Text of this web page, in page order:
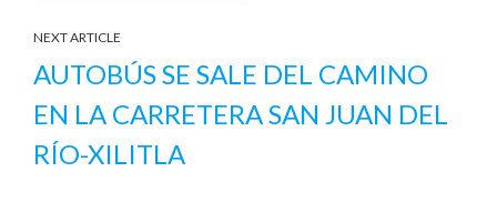
NEXT ARTICLE
AUTOBÚS SE SALE DEL CAMINO
EN LA CARRETERA SAN JUAN DEL
RÍO-XILITLA